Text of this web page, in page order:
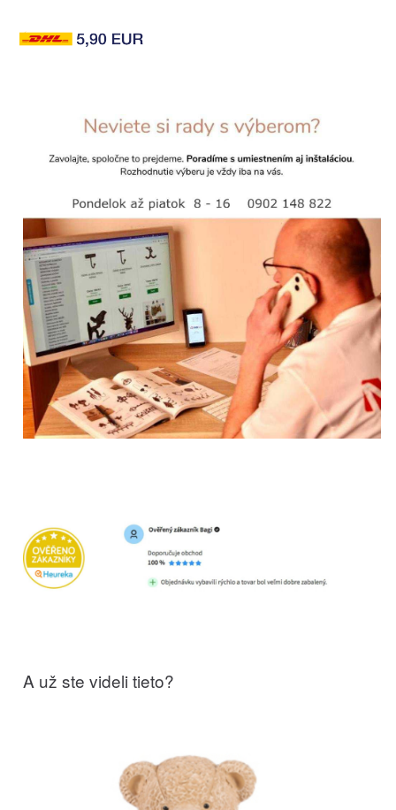
A už ste videli tieto?